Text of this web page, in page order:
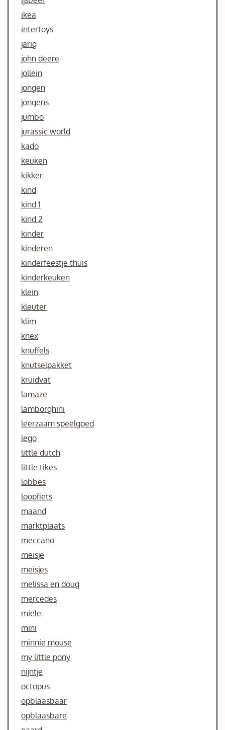
ikea
intertoys
jarig
john deere
jollein
jongen
jongens
jumbo
jurassic world
kado
keuken
kikker
kind
kind 1
kind 2
kinder
kinderen
kinderfeestje thuis
kinderkeuken
klein
kleuter
klim
knex
knuffels
knutselpakket
kruidvat
lamaze
lamborghini
leerzaam speelgoed
lego
little dutch
little tikes
lobbes
loopfiets
maand
marktplaats
meccano
meisje
meisjes
melissa en doug
mercedes
miele
mini
minnie mouse
my little pony
nijntje
octopus
opblaasbaar
opblaasbare